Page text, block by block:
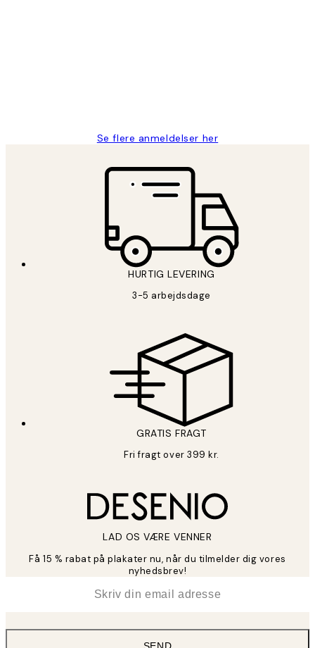
Se flere anmeldelser her
HURTIG LEVERING
3-5 arbejdsdage
GRATIS FRAGT
Fri fragt over 399 kr.
LAD OS VÆRE VENNER
Få 15 % rabat på plakater nu, når du tilmelder dig vores
nyhedsbrev!
SEND